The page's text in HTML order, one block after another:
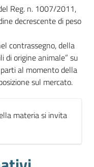
Reg. n. 1007/2011,
decrescente di peso
contrassegno, della
di origine animale” su
al momento della
sul mercato.
materia si invita